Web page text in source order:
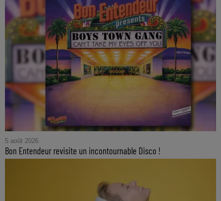
5 août 2026
Bon Entendeur revisite un incontournable Disco !